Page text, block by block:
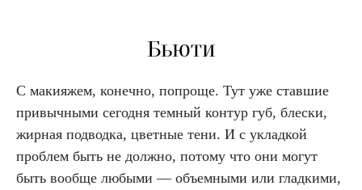
Бьюти
С макияжем, конечно, попроще. Тут уже ставшие
привычными сегодня темный контур губ, блески,
жирная подводка, цветные тени. И с укладкой
проблем быть не должно, потому что они могут
быть вообще любыми — объемными или гладкими,